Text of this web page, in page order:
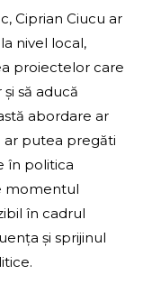
Ciprian Ciucu ar
nivel local,
proiectelor care
să aducă
abordare ar
ar putea pregăti
în politica
momentul
în cadrul
și sprijinul